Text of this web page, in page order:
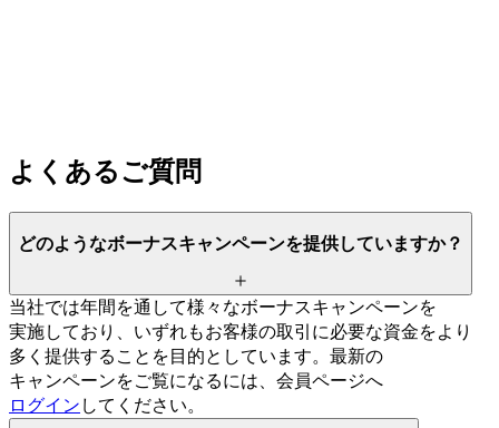
よく あるご質問
どのようなボーナスキャンペーンを提供していますか？
当社では年間を通して様々なボーナスキャンペーンを
実施しており、 いずれもお客様の取引に必要な資金をより
多く 提供する ことを目的と しています。 最新の
キャンペーンをご覧になるには、 会員ページへ
ログイン してください。